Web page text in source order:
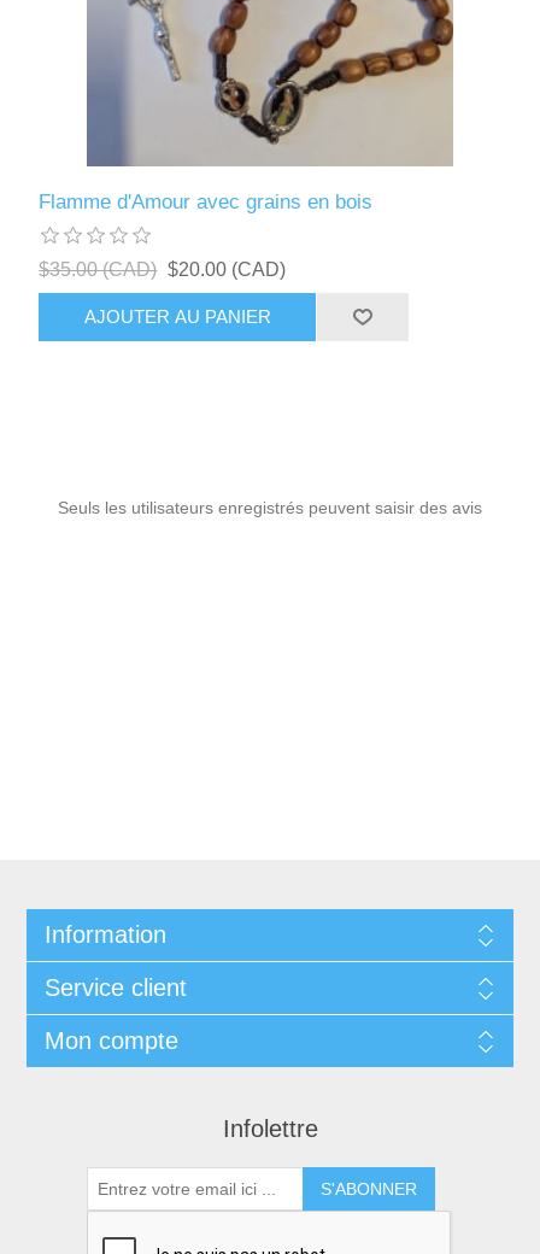
Flamme d'Amour avec grains en bois
$35.00 (CAD) $20.00 (CAD)
AJOUTER AU PANIER
Seuls les utilisateurs enregistrés peuvent saisir des avis
Information
Service client
Mon compte
Infolettre
S'ABONNER